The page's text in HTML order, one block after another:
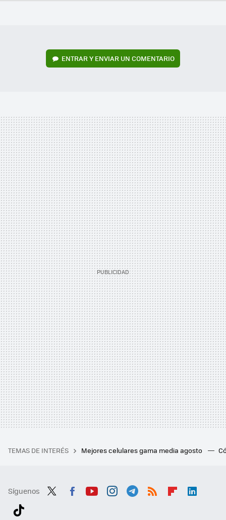
ENTRAR Y ENVIAR UN COMENTARIO
TEMAS DE INTERÉS Mejores celulares gama media agosto
Síguenos